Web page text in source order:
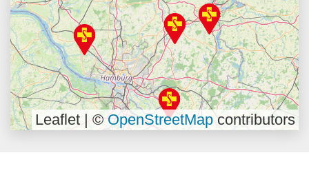
Leaflet | ©OpenStreetMapcontributors